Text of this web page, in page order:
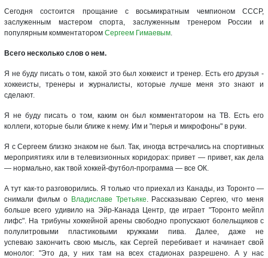
Сегодня состоится прощание с восьмикратным чемпионом СССР,
заслуженным мастером спорта, заслуженным тренером России и
популярным комментатором Сергеем Гимаевым.
Всего несколько слов о нем.
Я не буду писать о том, какой это был хоккеист и тренер. Есть его друзья -
хоккеисты, тренеры и журналисты, которые лучше меня это знают и
сделают.
Я не буду писать о том, каким он был комментатором на ТВ. Есть его
коллеги, которые были ближе к нему. Им и "перья и микрофоны" в руки.
Я с Сергеем близко знаком не был. Так, иногда встречались на спортивных
мероприятиях или в телевизионных коридорах: привет — привет, как дела
— нормально, как твой хоккей-футбол-программа — все ОК.
А тут как-то разговорились. Я только что приехал из Канады, из Торонто —
снимали фильм о Владиславе Третьяке. Рассказываю Сергею, что меня
больше всего удивило на Эйр-Канада Центр, где играет "Торонто мейпл
лифс". На трибуны хоккейной арены свободно пропускают болельщиков с
полулитровыми пластиковыми кружками пива. Далее, даже не
успеваю закончить свою мысль, как Сергей перебивает и начинает свой
монолог: "Это да, у них там на всех стадионах разрешено. А у нас